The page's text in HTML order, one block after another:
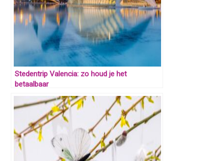
Stedentrip Valencia: zo houd je het
betaalbaar